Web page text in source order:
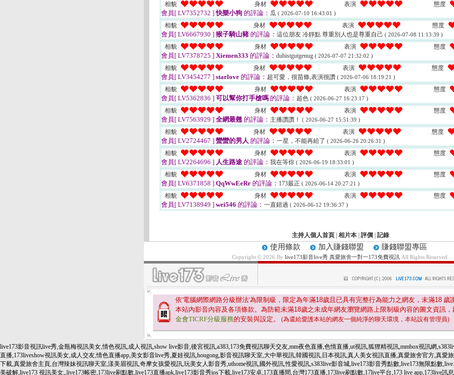
相貌 身材 表演 態度
會員[ LV7352732 ]快樂小狗 的評論： 瓜 ( 2026-07-10 16:43:01 )
相貌 身材 表演 態度
會員[ LV6667930 ] 猴子騎山豬 的評論： 這位朋友 冷靜點 尊重別人也是尊重自己 ( 2026-07-08 11:13:39 )
相貌 身材 表演 態度
會員[ LV7378725 ] Xiemen333 的評論： dubistgutgenug ( 2026-07-07 21:32:02 )
相貌 身材 表演 態度
會員[ LV3454277 ] starlove 的評論： 超可愛，很苗條,表演很讚 ( 2026-07-06 18:19:21 )
相貌 身材 表演 態度
會員[ LV5362836 ] 可以幫你打手槍嗎 的評論： 超色 ( 2026-06-27 16:23:17 )
相貌 身材 表演 態度
會員[ LV7563929 ] 全網最翹 的評論： 主播讚讚！ ( 2026-06-27 15:51:39 )
相貌 身材 表演 態度
會員[ LV2724467 ] 蠻蠻的男人 的評論： 一星，不能再給了 ( 2026-06-26 20:26:31 )
相貌 身材 表演 態度
會員[ LV2264696 ] 人生路途 的評論： 我在等你 ( 2026-06-19 18:33:01 )
相貌 身材 表演 態度
會員[ LV6371858 ] QqWwEeRr 的評論： 173最正 ( 2026-06-14 20:27:21 )
相貌 身材 表演 態度
會員[ LV7138949 ] wei546 的評論： 一直錯過 ( 2026-06-12 19:36:37 )
主持人個人首頁 相片本 評價 記錄
使用條款 加入賺錢聯盟 賺錢聯盟專區
Copyright © 2026 By live173影音live秀 真愛旅舍一對一173免費視訊 All Rights Reserved.
依'電腦網際網路分級辦法'為限制級，限定為年滿18歲且已具有完整行為能力之網友，未滿18 歲
本站內影音內容及各項條款。為防範未滿18歲之未成年網友瀏覽網路上限制級內容的圖文資訊
金會TICRF分級服務的安裝與設定。 (為還給愛護本站的網友一個純淨的聊天環境，本站設有管理員)
live173影音視訊live秀,金瓶梅視訊美女,情色視訊,成人視訊,show live影音,後宮視訊,a383,173免費視訊聊天交友,mm夜色直播,色情直播,ut視訊,狐狸精視訊,mmbox視訊網
直播,173liveshow視訊美女,成人交友,情色直播app,美女影音live秀,夏娃視訊,hougong,影音視訊聊天室,大中華視訊,韓國視訊,日本視訊,真人美女視訊直播,真愛旅舍官方,真
下載,真愛旅舍主頁,台灣辣妹視訊聊天室,漾美眉視訊,奇摩女孩愛視訊,玩美女人影音秀,uthome視訊,國外視訊,性愛視訊,s383live影音城,live173影音秀點數,live173無限點數
美破解,live173 視訊美女,,live173帳密,173live刷點數,live173直播apk,live173影音秀ios下載,live173安卓,173直播間,台灣173直播,173live刷點數,17live平台,173 live app,173live訊